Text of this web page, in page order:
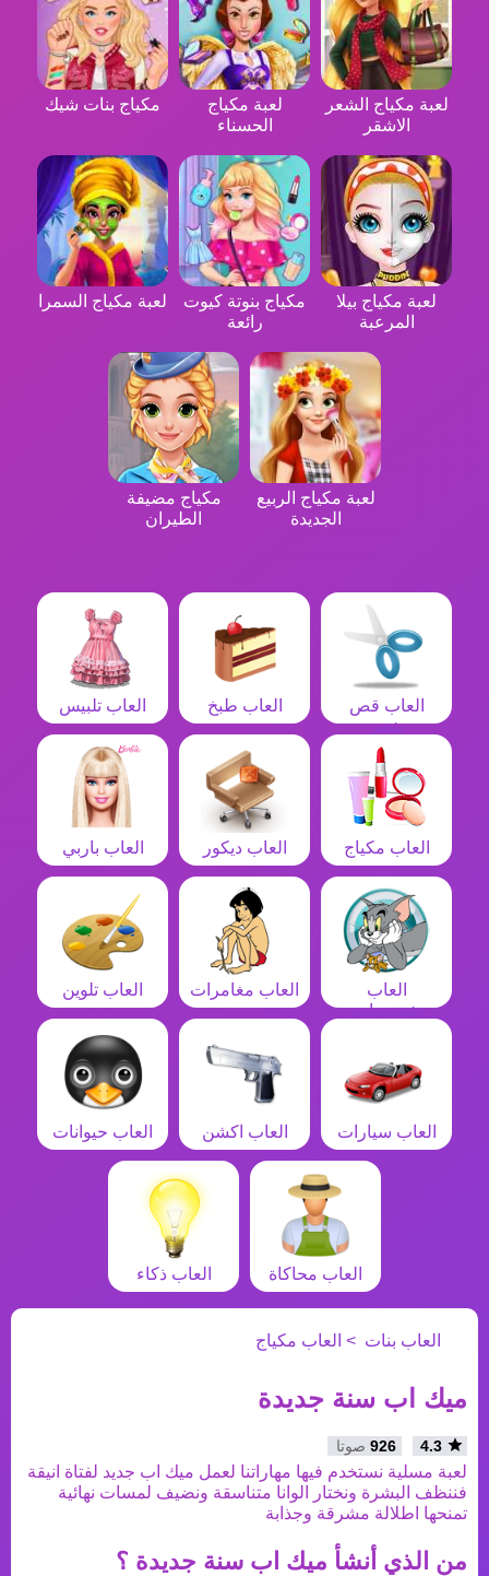
لعبة مكياج الشعر
الاشقر
لعبة مكياج
الحسناء
مكياج بنات شيك
لعبة مكياج بيلا
المرعبة
مكياج بنوتة كيوت
رائعة
لعبة مكياج السمرا
لعبة مكياج الربيع
الجديدة
مكياج مضيفة
الطيران
العاب قص
شعر
العاب طبخ العاب تلبيس
العاب مكياج العاب ديكور العاب باربي
العاب
شخصيات
العاب مغامرات العاب تلوين
العاب سيارات العاب اكشن العاب حيوانات
العاب محاكاة العاب ذكاء
العاب بنات العاب مكياج
ميك اب سنة جديدة
926 صوتا
لعبة مسلية نستخدم فيها مهاراتنا لعمل ميك اب جديد لفتاة انيقة
فننظف البشرة ونختار الوانا متناسقة ونضيف لمسات نهائية
تمنحها اطلالة مشرقة وجذابة
من الذي أنشأ ميك اب سنة جديدة ؟